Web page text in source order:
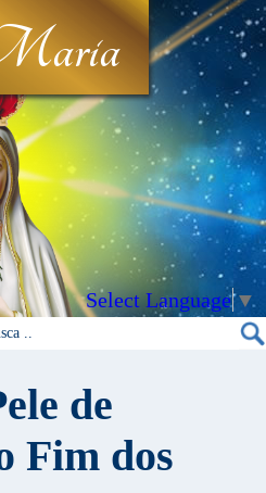
Select Language▼
de
Fim dos